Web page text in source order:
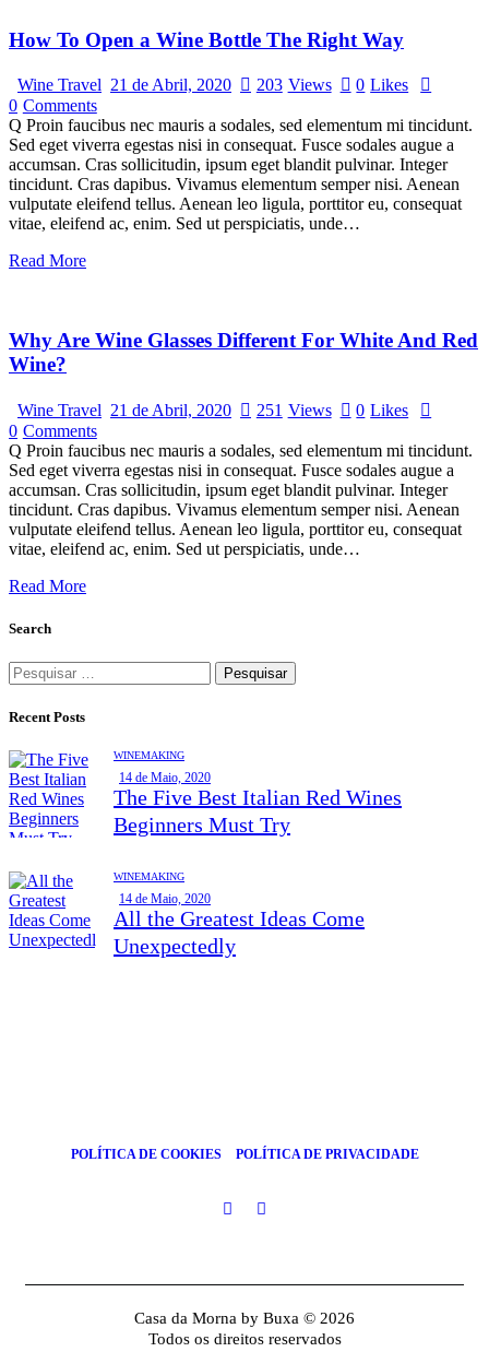
How To Open a Wine Bottle The Right Way
Wine Travel 21 de Abril, 2020 203 Views 0 Likes
0 Comments
Q Proin faucibus nec mauris a sodales, sed elementum mi tincidunt.
Sed eget viverra egestas nisi in consequat. Fusce sodales augue a
accumsan. Cras sollicitudin, ipsum eget blandit pulvinar. Integer
tincidunt. Cras dapibus. Vivamus elementum semper nisi. Aenean
vulputate eleifend tellus. Aenean leo ligula, porttitor eu, consequat
vitae, eleifend ac, enim. Sed ut perspiciatis, unde…
Read More
Why Are Wine Glasses Different For White And Red
Wine?
Wine Travel 21 de Abril, 2020 251 Views 0 Likes
0 Comments
Q Proin faucibus nec mauris a sodales, sed elementum mi tincidunt.
Sed eget viverra egestas nisi in consequat. Fusce sodales augue a
accumsan. Cras sollicitudin, ipsum eget blandit pulvinar. Integer
tincidunt. Cras dapibus. Vivamus elementum semper nisi. Aenean
vulputate eleifend tellus. Aenean leo ligula, porttitor eu, consequat
vitae, eleifend ac, enim. Sed ut perspiciatis, unde…
Read More
Search
Recent Posts
WINEMAKING
14 de Maio, 2020
The Five Best Italian Red Wines
Beginners Must Try
WINEMAKING
14 de Maio, 2020
All the Greatest Ideas Come
Unexpectedly
POLÍTICA DE COOKIES POLÍTICA DE PRIVACIDADE
Casa da Morna by Buxa © 2026
Todos os direitos reservados